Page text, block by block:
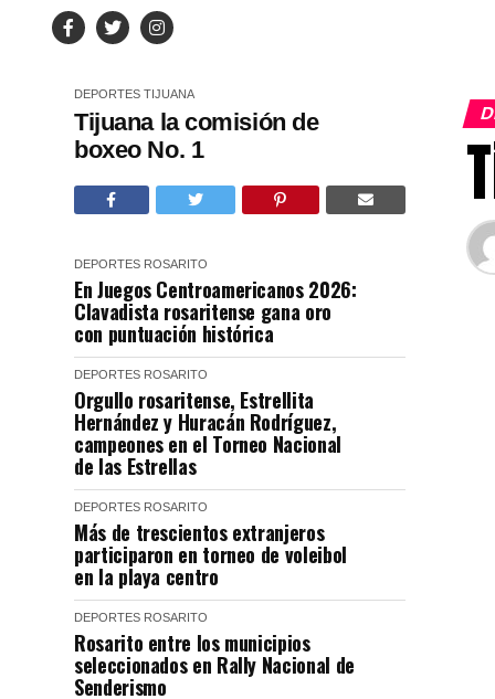
DEPORTES TIJUANA
Tijuana la comisión de
boxeo No. 1
DEPORTES ROSARITO
En Juegos Centroamericanos 2026:
Clavadista rosaritense gana oro
con puntuación histórica
DEPORTES ROSARITO
Orgullo rosaritense, Estrellita
Hernández y Huracán Rodríguez,
campeones en el Torneo Nacional
de las Estrellas
DEPORTES ROSARITO
Más de trescientos extranjeros
participaron en torneo de voleibol
en la playa centro
DEPORTES ROSARITO
Rosarito entre los municipios
seleccionados en Rally Nacional de
Senderismo